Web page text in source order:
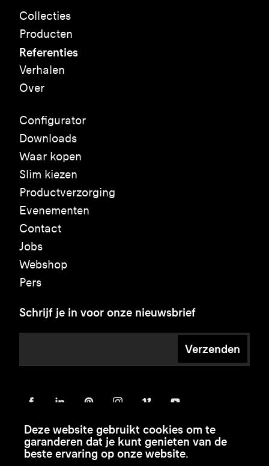
Collecties
Producten
Referenties
Verhalen
Over
Configurator
Downloads
Waar kopen
Slim kiezen
Productverzorging
Evenementen
Contact
Jobs
Webshop
Pers
Schrijf je in voor onze nieuwsbrief
Verzenden
Deze website gebruikt cookies om te
garanderen dat je kunt genieten van de
beste ervaring op onze website.